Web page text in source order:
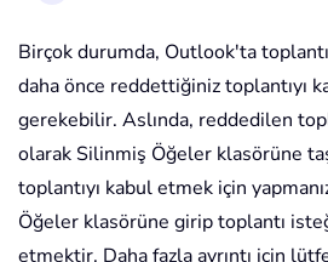
Birçok durumda, Outlook'ta toplantı
daha önce reddettiğiniz toplantıyı
gerekebilir. Aslında, reddedilen
olarak Silinmiş Öğeler klasörüne
toplantıyı kabul etmek için
Öğeler klasörüne girip toplantı
etmektir. Daha fazla ayrıntı için